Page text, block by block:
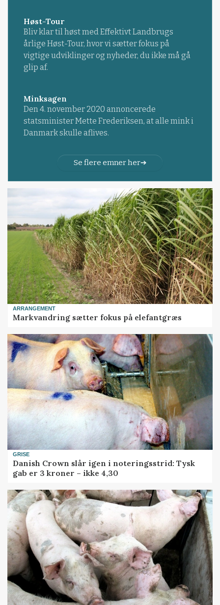
Høst-Tour
Bliv klar til høst med Effektivt Landbrugs
årlige Høst-Tour, hvor vi sætter fokus på
vigtige udviklinger og nyheder, du ikke må gå
glip af.
Minksagen
Den 4. november 2020 annoncerede
statsminister Mette Frederiksen, at alle mink i
Danmark skulle aflives.
Se flere emner her
ARRANGEMENT
Markvandring sætter fokus på elefantgræs
GRISE
Danish Crown slår igen i noteringsstrid: Tysk
gab er 3 kroner – ikke 4,30